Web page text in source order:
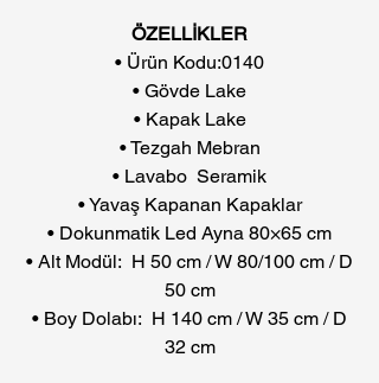
ÖZELLİKLER
• Ürün Kodu:0140
• Gövde Lake
• Kapak Lake
• Tezgah Mebran
• Lavabo Seramik
• Yavaş Kapanan Kapaklar
• Dokunmatik Led Ayna 80×65 cm
• Alt Modül: H 50 cm / W 80/100 cm / D
50 cm
• Boy Dolabı: H 140 cm / W 35 cm / D
32 cm